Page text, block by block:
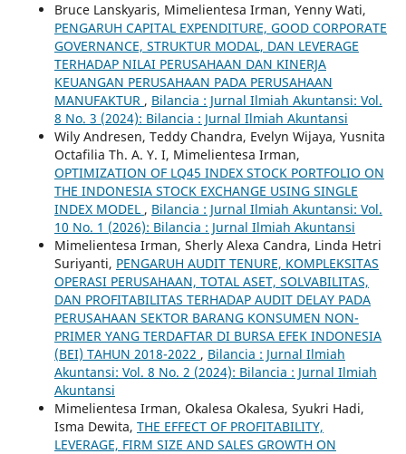
Bruce Lanskyaris, Mimelientesa Irman, Yenny Wati,
PENGARUH CAPITAL EXPENDITURE, GOOD CORPORATE
GOVERNANCE, STRUKTUR MODAL, DAN LEVERAGE
TERHADAP NILAI PERUSAHAAN DAN KINERJA
KEUANGAN PERUSAHAAN PADA PERUSAHAAN
MANUFAKTUR , Bilancia : Jurnal Ilmiah Akuntansi: Vol.
8 No. 3 (2024): Bilancia : Jurnal Ilmiah Akuntansi
Wily Andresen, Teddy Chandra, Evelyn Wijaya, Yusnita
Octafilia Th. A. Y. I, Mimelientesa Irman,
OPTIMIZATION OF LQ45 INDEX STOCK PORTFOLIO ON
THE INDONESIA STOCK EXCHANGE USING SINGLE
INDEX MODEL , Bilancia : Jurnal Ilmiah Akuntansi: Vol.
10 No. 1 (2026): Bilancia : Jurnal Ilmiah Akuntansi
Mimelientesa Irman, Sherly Alexa Candra, Linda Hetri
Suriyanti, PENGARUH AUDIT TENURE, KOMPLEKSITAS
OPERASI PERUSAHAAN, TOTAL ASET, SOLVABILITAS,
DAN PROFITABILITAS TERHADAP AUDIT DELAY PADA
PERUSAHAAN SEKTOR BARANG KONSUMEN NON-
PRIMER YANG TERDAFTAR DI BURSA EFEK INDONESIA
(BEI) TAHUN 2018-2022 , Bilancia : Jurnal Ilmiah
Akuntansi: Vol. 8 No. 2 (2024): Bilancia : Jurnal Ilmiah
Akuntansi
Mimelientesa Irman, Okalesa Okalesa, Syukri Hadi,
Isma Dewita, THE EFFECT OF PROFITABILITY,
LEVERAGE, FIRM SIZE AND SALES GROWTH ON